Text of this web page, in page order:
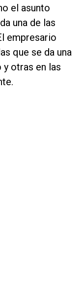
el asunto
una de las
empresario
que se da una
otras en las